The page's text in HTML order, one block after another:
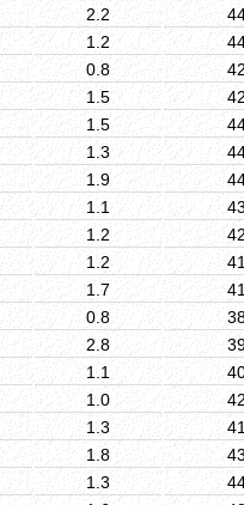
2.2
1.2
0.8
1.5
1.5
1.3
1.9
1.1
1.2
1.2
1.7
0.8
2.8
1.1
1.0
1.3
1.8
1.3